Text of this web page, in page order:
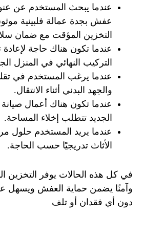
عندما يبحث المستخدم عن
عفش بجدة عمالة فلبينية
التخزين المؤقت مع ضمان
عندما تكون هناك حاجة لإعادة
التركيب النهائي في المنزل
عندما يرغب المستخدم في
والجهد البدني أثناء الانتقال.
عندما تكون هناك أعمال
الجديد تتطلب إخلاء المساحة.
عندما يريد المستخدم حلول
الأثاث تدريجيًا حسب الحاجة.
في كل هذه الحالات يوفر التخزين
وآمنًا يضمن حماية العفش ويسهل
دون أي فقدان أو تلف